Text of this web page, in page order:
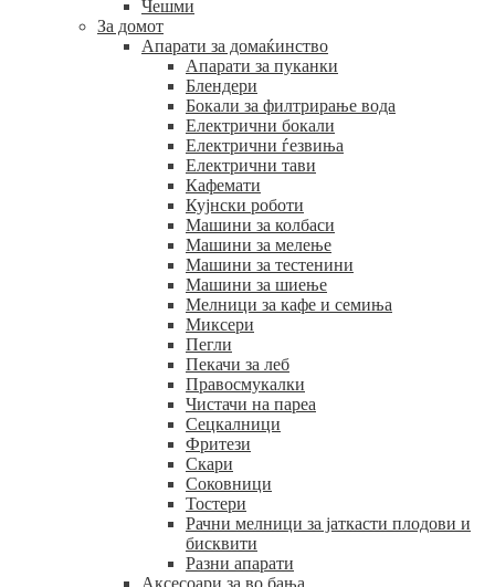
Чешми
За домот
Апарати за домаќинство
Апарати за пуканки
Блендери
Бокали за филтрирање вода
Електрични бокали
Електрични ѓезвиња
Електрични тави
Кафемати
Кујнски роботи
Машини за колбаси
Машини за мелење
Машини за тестенини
Машини за шиење
Мелници за кафе и семиња
Миксери
Пегли
Пекачи за леб
Правосмукалки
Чистачи на пареа
Сецкалници
Фритези
Скари
Соковници
Тостери
Рачни мелници за јаткасти плодови и
бисквити
Разни апарати
Аксесоари за во бања